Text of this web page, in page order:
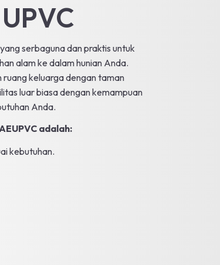
serbaguna dan praktis untuk
alam ke dalam hunian Anda.
ruang keluarga dengan taman
luar biasa dengan kemampuan
Anda.
adalah:
kebutuhan.